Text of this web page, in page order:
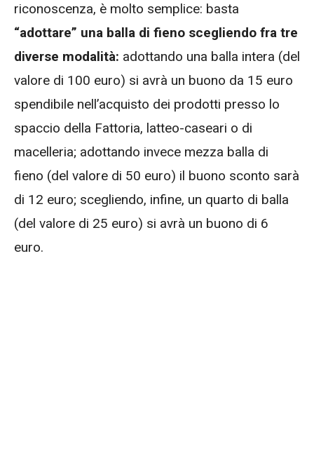
riconoscenza, è molto semplice: basta
“adottare” una balla di fieno scegliendo fra tre
diverse modalità: adottando una balla intera (del
valore di 100 euro) si avrà un buono da 15 euro
spendibile nell’acquisto dei prodotti presso lo
spaccio della Fattoria, latteo-caseari o di
macelleria; adottando invece mezza balla di
fieno (del valore di 50 euro) il buono sconto sarà
di 12 euro; scegliendo, infine, un quarto di balla
(del valore di 25 euro) si avrà un buono di 6
euro.